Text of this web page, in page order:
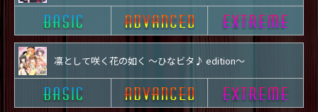
凛として咲く花の如く ～ひなビタ♪ edition～